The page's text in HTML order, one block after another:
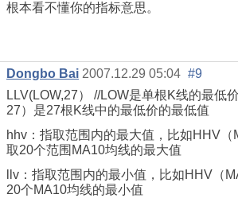
根本看不懂你的指标意思。
Dongbo Bai 2007.12.29 05:04 #9
LLV(LOW,27） //LOW是单根K线的最低
27）是27根K线中的最低价的最低值
hhv：指取范围内的最大值，比如HHV
取20个范围MA10均线的最大值
llv：指取范围内的最小值，比如HHV（
20个MA10均线的最小值